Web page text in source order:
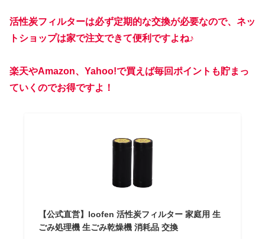
活性炭フィルターは必ず定期的な交換が必要なので、ネッ
トショップは家で注文できて便利ですよね♪
楽天やAmazon、Yahoo!で買えば毎回ポイントも貯まっ
ていくのでお得ですよ！
【公式直営】loofen 活性炭フィルター 家庭用 生
ごみ処理機 生ごみ乾燥機 消耗品 交換